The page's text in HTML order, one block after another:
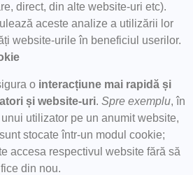
direct, din alte website-uri etc).
aceste analize a utilizării lor
website-urile în beneficiul userilor.
o interacțiune mai rapidă și
și website-uri. Spre exemplu, în
utilizator pe un anumit website,
stocate într-un modul cookie;
accesa respectivul website fără să
din nou.